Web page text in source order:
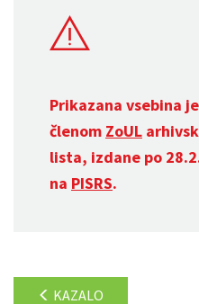
Prikazana vsebina
členom ZoUL
lista, izdane po
na PISRS.
KAZALO